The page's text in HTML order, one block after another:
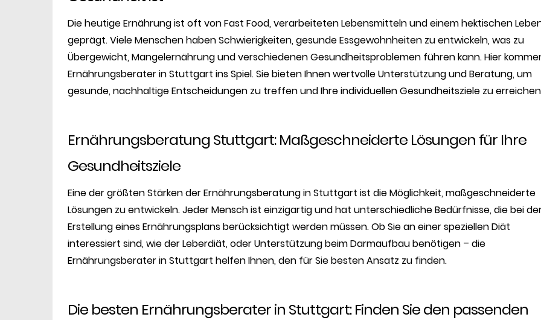
Die heutige Ernährung ist oft von Fast Food, verarbeiteten Lebensmitteln und einem hektischen
geprägt. Viele Menschen haben Schwierigkeiten, gesunde Essgewohnheiten zu entwickeln, was zu
Übergewicht, Mangelernährung und verschiedenen Gesundheitsproblemen führen kann. Hier
Ernährungsberater in Stuttgart ins Spiel. Sie bieten Ihnen wertvolle Unterstützung und Beratung, um
gesunde, nachhaltige Entscheidungen zu treffen und Ihre individuellen Gesundheitsziele zu
Ernährungsberatung Stuttgart: Maßgeschneiderte Lösungen für Ihre
Gesundheitsziele
Eine der größten Stärken der Ernährungsberatung in Stuttgart ist die Möglichkeit, maßgeschneiderte
Lösungen zu entwickeln. Jeder Mensch ist einzigartig und hat unterschiedliche Bedürfnisse, die bei
Erstellung eines Ernährungsplans berücksichtigt werden müssen. Ob Sie an einer speziellen Diät
interessiert sind, wie der Leberdiät, oder Unterstützung beim Darmaufbau benötigen – die
Ernährungsberater in Stuttgart helfen Ihnen, den für Sie besten Ansatz zu finden.
Die besten Ernährungsberater in Stuttgart: Finden Sie den passenden